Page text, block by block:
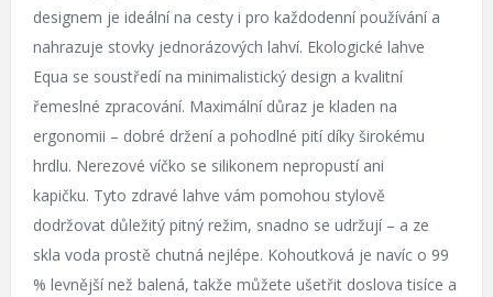
designem je ideální na cesty i pro každodenní používání a
nahrazuje stovky jednorázových lahví. Ekologické lahve
Equa se soustředí na minimalistický design a kvalitní
řemeslné zpracování. Maximální důraz je kladen na
ergonomii – dobré držení a pohodlné pití díky širokému
hrdlu. Nerezové víčko se silikonem nepropustí ani
kapičku. Tyto zdravé lahve vám pomohou stylově
dodržovat důležitý pitný režim, snadno se udržují – a ze
skla voda prostě chutná nejlépe. Kohoutková je navíc o 99
% levnější než balená, takže můžete ušetřit doslova tisíce a